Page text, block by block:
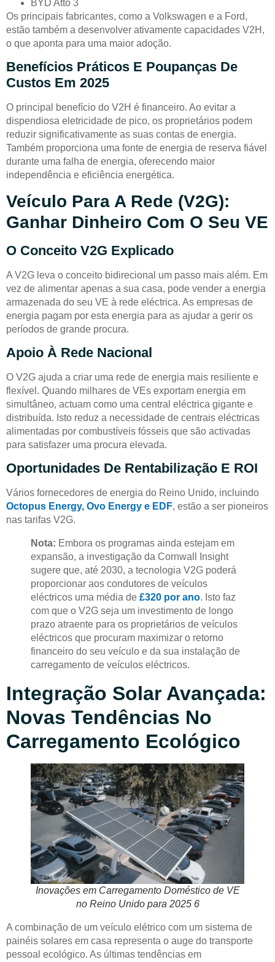
BYD Atto 3
Os principais fabricantes, como a Volkswagen e a Ford,
estão também a desenvolver ativamente capacidades V2H,
o que aponta para uma maior adoção.
Benefícios Práticos E Poupanças De
Custos Em 2025
O principal benefício do V2H é financeiro. Ao evitar a
dispendiosa eletricidade de pico, os proprietários podem
reduzir significativamente as suas contas de energia.
Também proporciona uma fonte de energia de reserva fiável
durante uma falha de energia, oferecendo maior
independência e eficiência energética.
Veículo Para A Rede (V2G):
Ganhar Dinheiro Com O Seu VE
O Conceito V2G Explicado
A V2G leva o conceito bidirecional um passo mais além. Em
vez de alimentar apenas a sua casa, pode vender a energia
armazenada do seu VE à rede eléctrica. As empresas de
energia pagam por esta energia para as ajudar a gerir os
períodos de grande procura.
Apoio À Rede Nacional
O V2G ajuda a criar uma rede de energia mais resiliente e
flexível. Quando milhares de VEs exportam energia em
simultâneo, actuam como uma central eléctrica gigante e
distribuída. Isto reduz a necessidade de centrais eléctricas
alimentadas por combustíveis fósseis que são activadas
para satisfazer uma procura elevada.
Oportunidades De Rentabilização E ROI
Vários fornecedores de energia do Reino Unido, incluindo
Octopus Energy, Ovo Energy e EDF, estão a ser pioneiros
nas tarifas V2G.
Nota: Embora os programas ainda estejam em
expansão, a investigação da Cornwall Insight
sugere que, até 2030, a tecnologia V2G poderá
proporcionar aos condutores de veículos
eléctricos uma média de £320 por ano. Isto faz
com que o V2G seja um investimento de longo
prazo atraente para os proprietários de veículos
eléctricos que procuram maximizar o retorno
financeiro do seu veículo e da sua instalação de
carregamento de veículos eléctricos.
Integração Solar Avançada:
Novas Tendências No
Carregamento Ecológico
Inovações em Carregamento Doméstico de VE
no Reino Unido para 2025 6
A combinação de um veículo elétrico com um sistema de
painéis solares em casa representa o auge do transporte
pessoal ecológico. As últimas tendências em